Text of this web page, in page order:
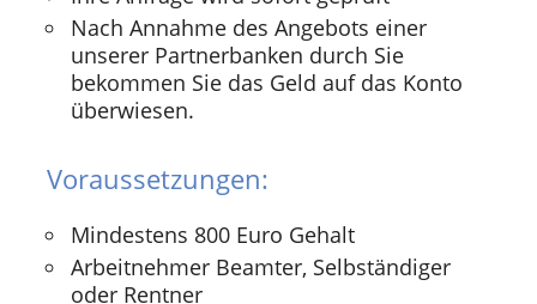
Nach Annahme des Angebots einer
unserer Partnerbanken durch Sie
bekommen Sie das Geld auf das Konto
überwiesen.
Voraussetzungen:
Mindestens 800 Euro Gehalt
Arbeitnehmer Beamter, Selbständiger
oder Rentner